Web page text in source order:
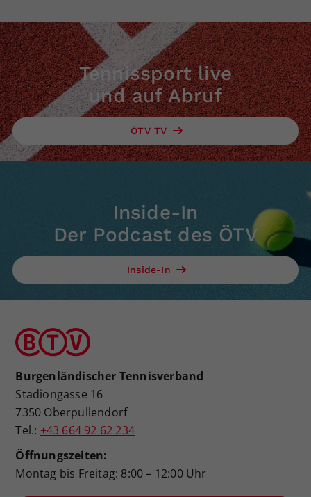
Tennissport live
und auf Abruf
ÖTV TV
Inside-In
Der Podcast des ÖTV
Inside-In
Burgenländischer Tennisverband
Stadiongasse 16
7350 Oberpullendorf
Tel.: +43 664 92 62 234
Öffnungszeiten:
Montag bis Freitag: 8:00 – 12:00 Uhr